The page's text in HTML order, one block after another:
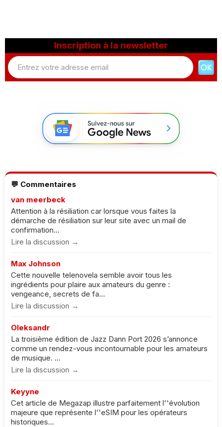
Inscription à la newsletter
💬 Commentaires
van meerbeck
Attention à la résiliation car lorsque vous faites la
démarche de résiliation sur leur site avec un mail de
confirmation...
Lire la discussion →
Max Johnson
Cette nouvelle telenovela semble avoir tous les
ingrédients pour plaire aux amateurs du genre :
vengeance, secrets de fa...
Lire la discussion →
Oleksandr
La troisième édition de Jazz Dann Port 2026 s’annonce
comme un rendez-vous incontournable pour les amateurs
de musique. ...
Lire la discussion →
Keyyne
Cet article de Megazap illustre parfaitement l''évolution
majeure que représente l''eSIM pour les opérateurs
historiques...